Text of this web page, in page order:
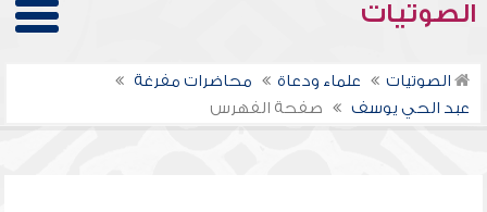
الصوتيات
الصوتيات علماء ودعاة
محاضرات مفرغة
عبد الحي يوسف
صفحة الفهرس